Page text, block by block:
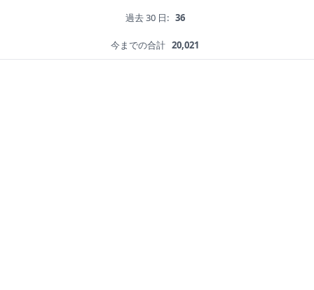
過去 30 日: 36
今までの合計 20,021